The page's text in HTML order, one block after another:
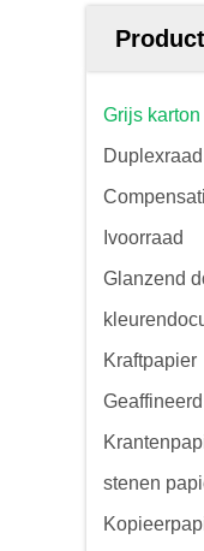
Grijs karton
Duplexraad
Ivoorraad
Glanzend
Kraftpapier
stenen